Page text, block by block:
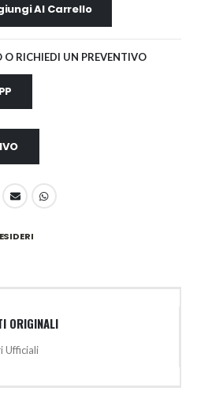
Al Carrello
O RICHIEDI UN PREVENTIVO
ORIGINALI
Ufficiali